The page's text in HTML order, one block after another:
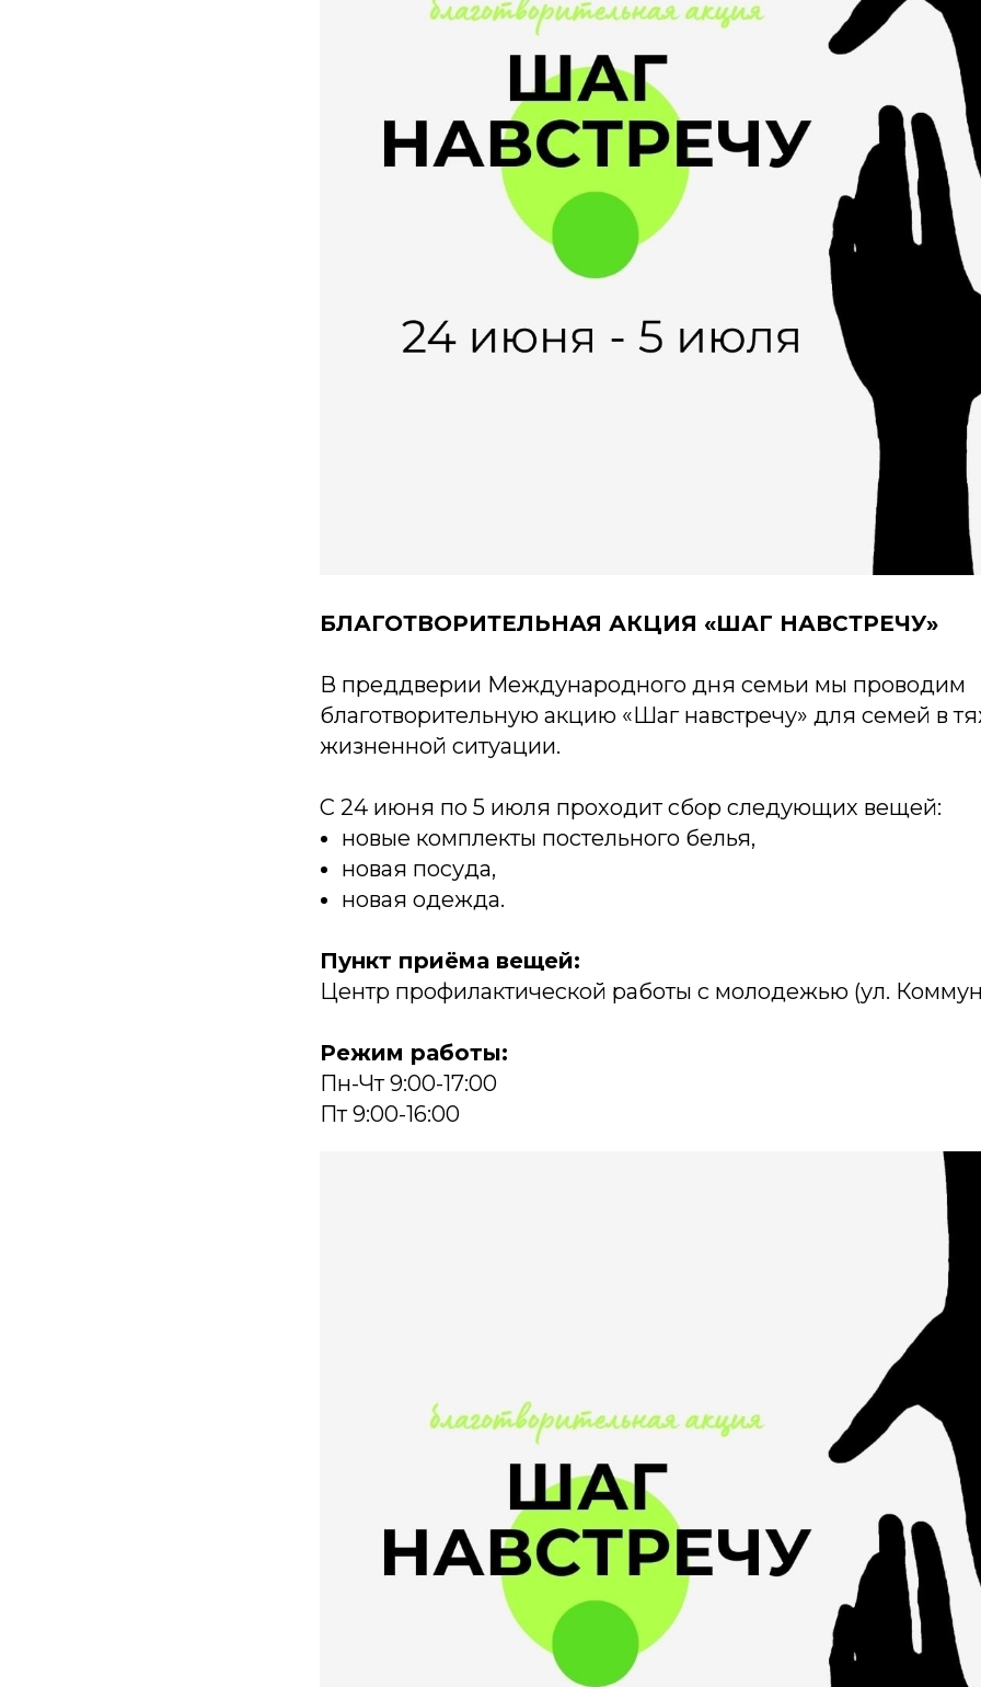
БЛАГОТВОРИТЕЛЬНАЯ АКЦИЯ «ШАГ НАВСТРЕЧУ»
В преддверии Международного дня семьи мы проводим
благотворительную акцию «Шаг навстречу» для семей в
жизненной ситуации.
С 24 июня по 5 июля проходит сбор следующих вещей:
новые комплекты постельного белья,
новая посуда,
новая одежда.
Пункт приёма вещей:
Центр профилактической работы с молодежью (ул.
Режим работы:
Пн-Чт 9:00-17:00
Пт 9:00-16:00